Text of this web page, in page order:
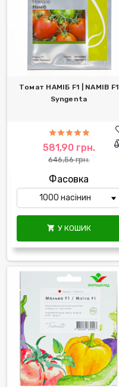
Томат НАМІБ F1 | NAMIB F1
Syngenta
581,90 грн.
646,56 грн.
Фасовка
 У КОШИК